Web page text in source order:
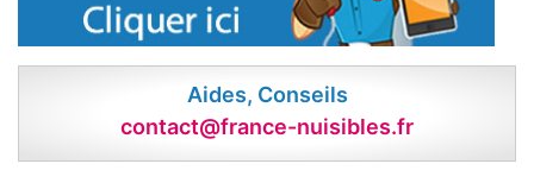
Aides, Conseils
contact@france-nuisibles.fr